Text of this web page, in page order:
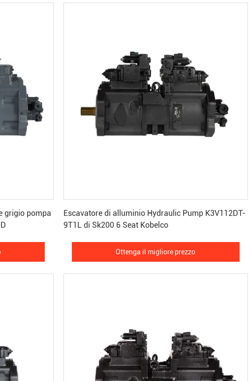
grigio pompa
Escavatore di alluminio Hydraulic Pump K3V112DT-
9T1L di Sk200 6 Seat Kobelco
Ottenga il migliore prezzo